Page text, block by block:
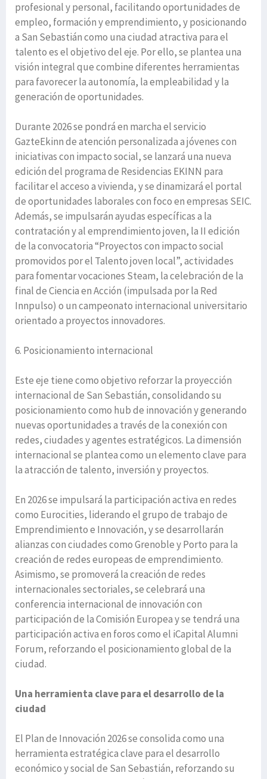
profesional y personal, facilitando oportunidades de
empleo, formación y emprendimiento, y posicionando
a San Sebastián como una ciudad atractiva para el
talento es el objetivo del eje. Por ello, se plantea una
visión integral que combine diferentes herramientas
para favorecer la autonomía, la empleabilidad y la
generación de oportunidades.
Durante 2026 se pondrá en marcha el servicio
GazteEkinn de atención personalizada a jóvenes con
iniciativas con impacto social, se lanzará una nueva
edición del programa de Residencias EKINN para
facilitar el acceso a vivienda, y se dinamizará el portal
de oportunidades laborales con foco en empresas SEIC.
Además, se impulsarán ayudas específicas a la
contratación y al emprendimiento joven, la II edición
de la convocatoria “Proyectos con impacto social
promovidos por el Talento joven local”, actividades
para fomentar vocaciones Steam, la celebración de la
final de Ciencia en Acción (impulsada por la Red
Innpulso) o un campeonato internacional universitario
orientado a proyectos innovadores.
6. Posicionamiento internacional
Este eje tiene como objetivo reforzar la proyección
internacional de San Sebastián, consolidando su
posicionamiento como hub de innovación y generando
nuevas oportunidades a través de la conexión con
redes, ciudades y agentes estratégicos. La dimensión
internacional se plantea como un elemento clave para
la atracción de talento, inversión y proyectos.
En 2026 se impulsará la participación activa en redes
como Eurocities, liderando el grupo de trabajo de
Emprendimiento e Innovación, y se desarrollarán
alianzas con ciudades como Grenoble y Porto para la
creación de redes europeas de emprendimiento.
Asimismo, se promoverá la creación de redes
internacionales sectoriales, se celebrará una
conferencia internacional de innovación con
participación de la Comisión Europea y se tendrá una
participación activa en foros como el iCapital Alumni
Forum, reforzando el posicionamiento global de la
ciudad.
Una herramienta clave para el desarrollo de la
ciudad
El Plan de Innovación 2026 se consolida como una
herramienta estratégica clave para el desarrollo
económico y social de San Sebastián, reforzando su